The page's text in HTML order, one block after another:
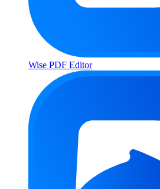
Wise PDF Editor